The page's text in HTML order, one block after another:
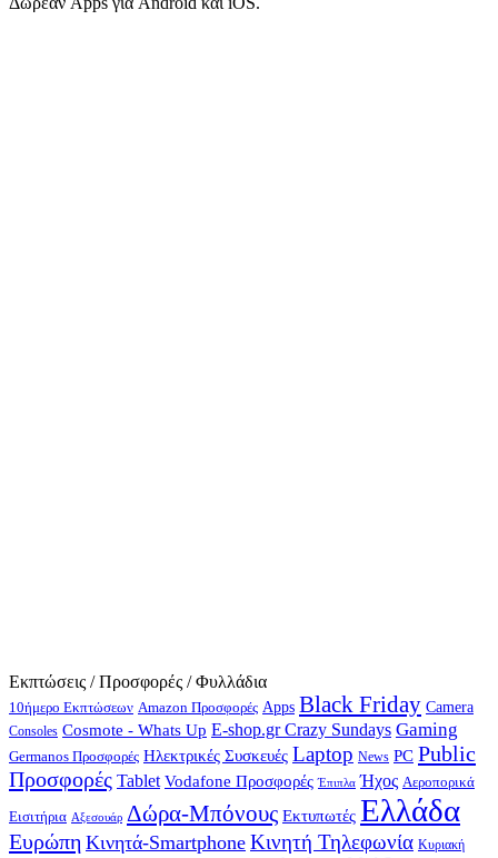
Εκπτώσεις / Προσφορές / Φυλλάδια
10ήμερο Εκπτώσεων Amazon Προσφορές Apps Black Friday Camera
Consoles Cosmote - Whats Up E-shop.gr Crazy Sundays Gaming
Germanos Προσφορές Hλεκτρικές Συσκευές Laptop News PC Public
Προσφορές Tablet Vodafone Προσφορές Έπιπλα Ήχος Αεροπορικά
Εισιτήρια Αξεσουάρ Δώρα-Μπόνους Εκτυπωτές Ελλάδα
Ευρώπη Κινητά-Smartphone Κινητή Τηλεφωνία Κυριακή